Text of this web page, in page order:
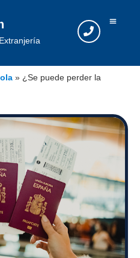
» ¿Se puede perder la